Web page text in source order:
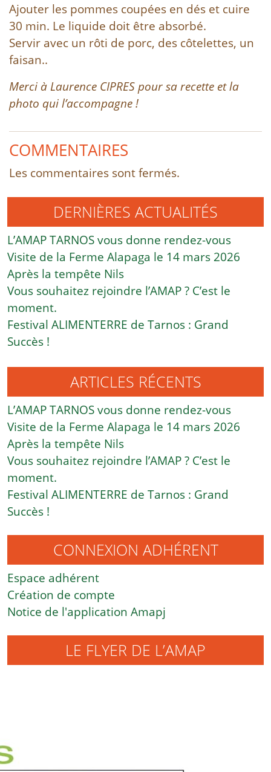
Ajouter les pommes coupées en dés et cuire
30 min. Le liquide doit être absorbé.
Servir avec un rôti de porc, des côtelettes, un
faisan..
Merci à Laurence CIPRES pour sa recette et la
photo qui l’accompagne !
COMMENTAIRES
Les commentaires sont fermés.
DERNIÈRES ACTUALITÉS
L’AMAP TARNOS vous donne rendez-vous
Visite de la Ferme Alapaga le 14 mars 2026
Après la tempête Nils
Vous souhaitez rejoindre l’AMAP ? C’est le
moment.
Festival ALIMENTERRE de Tarnos : Grand
Succès !
ARTICLES RÉCENTS
L’AMAP TARNOS vous donne rendez-vous
Visite de la Ferme Alapaga le 14 mars 2026
Après la tempête Nils
Vous souhaitez rejoindre l’AMAP ? C’est le
moment.
Festival ALIMENTERRE de Tarnos : Grand
Succès !
CONNEXION ADHÉRENT
Espace adhérent
Création de compte
Notice de l'application Amapj
LE FLYER DE L’AMAP